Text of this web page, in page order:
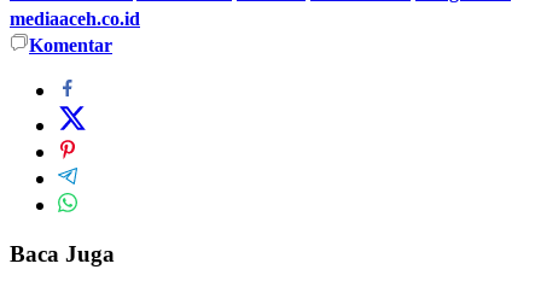
mediaaceh.co.id
Komentar
Baca Juga